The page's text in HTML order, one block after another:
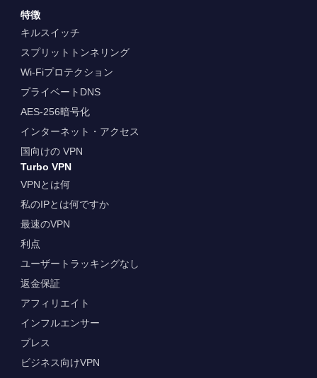
特徴
キルスイッチ
スプリットトンネリング
Wi-Fiプロテクション
プライベートDNS
AES-256暗号化
インターネット・アクセス
国向けの VPN
Turbo VPN
VPNとは何
私のIPとは何ですか
最速のVPN
利点
ユーザートラッキングなし
返金保証
アフィリエイト
インフルエンサー
プレス
ビジネス向けVPN